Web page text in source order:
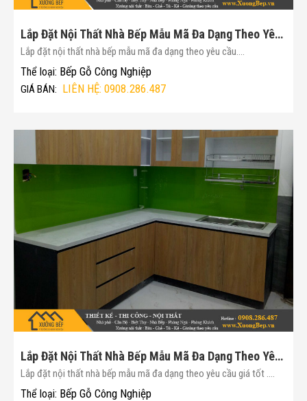
Lắp Đặt Nội Thất Nhà Bếp Mẫu Mã Đa Dạng Theo Yêu Cầu(Mã :166)
Lắp đặt nội thất nhà bếp mẫu mã đa dạng theo yêu cầu....
Thể loại: Bếp Gỗ Công Nghiệp
GIÁ BÁN: LIÊN HỆ: 0908.286.487
Lắp Đặt Nội Thất Nhà Bếp Mẫu Mã Đa Dạng Theo Yêu Cầu Giá Tốt(Mã :167)
Lắp đặt nội thất nhà bếp mẫu mã đa dạng theo yêu cầu giá tốt ....
Thể loại: Bếp Gỗ Công Nghiệp